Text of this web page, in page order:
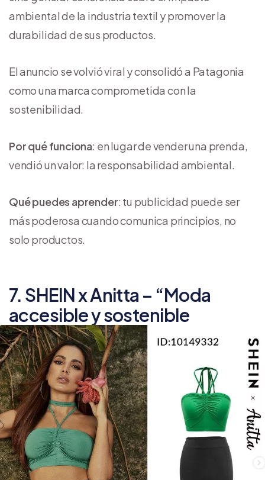
ambiental de la industria textil y promover la
durabilidad de sus productos.
El anuncio se volvió viral y consolidó a Patagonia
como una marca comprometida con la
sostenibilidad.
Por qué funciona: en lugar de vender una prenda,
vendió un valor: la responsabilidad ambiental.
Qué puedes aprender: tu publicidad puede ser
más poderosa cuando comunica principios, no
solo productos.
7. SHEIN x Anitta – “Moda
accesible y sostenible